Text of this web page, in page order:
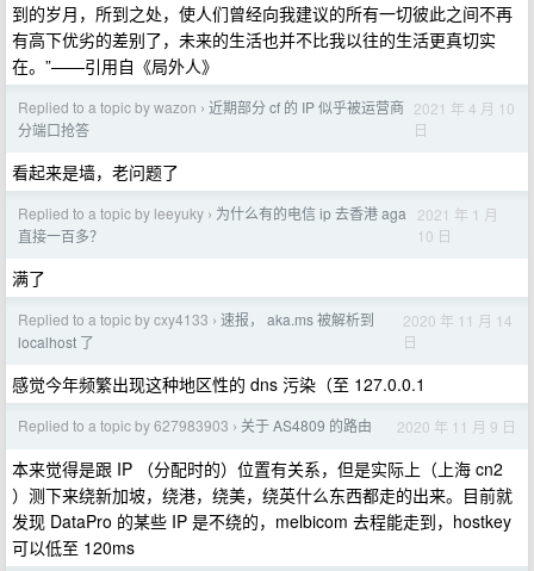
到的岁月，所到之处，使人们曾经向我建议的所有一切彼此之间不再
有高下优劣的差别了，未来的生活也并不比我以往的生活更真切实
在。”——引用自《局外人》
Replied to a topic by wazon › 近期部分 cf 的 IP 似乎被运营商
分端口抢答
2021 年 4 月 10
日
看起来是墙，老问题了
Replied to a topic by leeyuky › 为什么有的电信 ip 去香港 aga
直接一百多？
2021 年 1 月
10 日
满了
Replied to a topic by cxy4133 › 速报， aka.ms 被解析到
localhost 了
2020 年 11 月 14
日
感觉今年频繁出现这种地区性的 dns 污染（至 127.0.0.1
Replied to a topic by 627983903 › 关于 AS4809 的路由 2020 年 11 月 9 日
本来觉得是跟 IP （分配时的）位置有关系，但是实际上（上海 cn2
）测下来绕新加坡，绕港，绕美，绕英什么东西都走的出来。目前就
发现 DataPro 的某些 IP 是不绕的，melbicom 去程能走到，hostkey
可以低至 120ms